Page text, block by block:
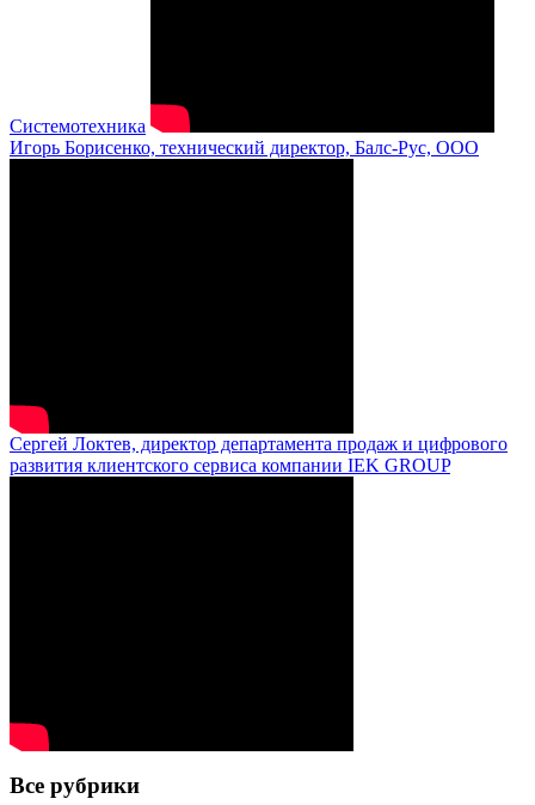
Системотехника
Игорь Борисенко, технический директор, Балс-Рус, ООО
Сергей Локтев, директор департамента продаж и цифрового
развития клиентского сервиса компании IEK GROUP
Все рубрики